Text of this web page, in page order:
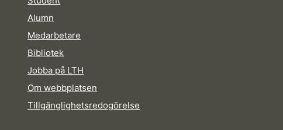
Alumn
Medarbetare
Bibliotek
Jobba på LTH
Om webbplatsen
Tillgänglighetsredogörelse